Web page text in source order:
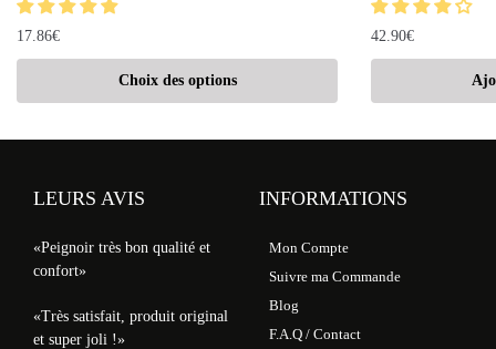
17.86€
Choix des options
42.90€
LEURS AVIS
«Peignoir très bon qualité et
confort»
«Très satisfait, produit original
et super joli !»
INFORMATIONS
Mon Compte
Suivre ma Commande
Blog
F.A.Q / Contact